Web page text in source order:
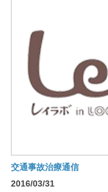
交通事故治療通信
2016/03/31